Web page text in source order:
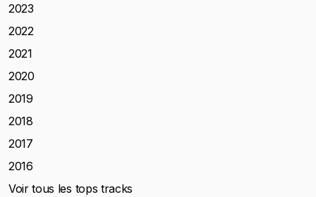
2023
2022
2021
2020
2019
2018
2017
2016
Voir tous les tops tracks